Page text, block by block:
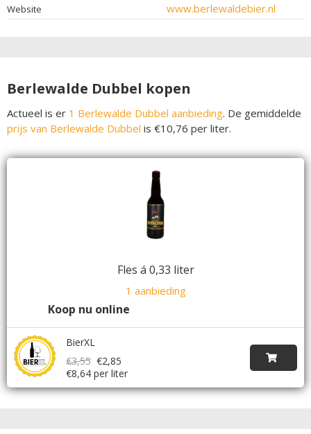
Website www.berlewaldebier.nl
Berlewalde Dubbel kopen
Actueel is er 1 Berlewalde Dubbel aanbieding. De gemiddelde
prijs van Berlewalde Dubbel is €10,76 per liter.
Fles á 0,33 liter
1 aanbieding
Koop nu online
BierXL
€3,55 €2,85
€8,64 per liter